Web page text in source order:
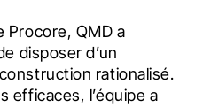
Procore, QMD a
disposer d’un
rationalisé.
efficaces, l’équipe a